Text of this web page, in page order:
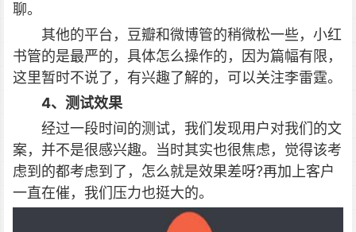
聊。
其他的平台，豆瓣和微博管的稍微松一些，小红
书管的是最严的，具体怎么操作的，因为篇幅有限，
这里暂时不说了，有兴趣了解的，可以关注李雷霆。
4、测试效果
经过一段时间的测试，我们发现用户对我们的文
案，并不是很感兴趣。当时其实也很焦虑，觉得该考
虑到的都考虑到了，怎么就是效果差呀?再加上客户
一直在催，我们压力也挺大的。